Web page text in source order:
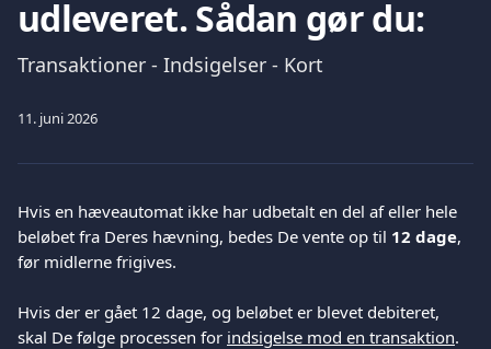
udleveret. Sådan gør du:
Transaktioner - Indsigelser - Kort
11. juni 2026
Hvis en hæveautomat ikke har udbetalt en del af eller hele
beløbet fra Deres hævning, bedes De vente op til 12 dage,
før midlerne frigives.
Hvis der er gået 12 dage, og beløbet er blevet debiteret,
skal De følge processen for indsigelse mod en transaktion.